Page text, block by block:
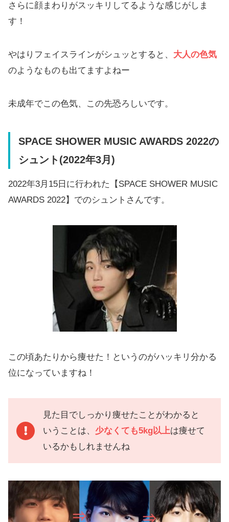
さらに顔まわりがスッキリしてるような感じがしま
す！
やはりフェイスラインがシュッとすると、 大人の色気
のようなものも出てますよねー
未成年でこの色気、この先恐ろしいです。
SPACE SHOWER MUSIC AWARDS 2022の
シュント(2022年3月)
2022年3月15日に行われた【SPACE SHOWER MUSIC
AWARDS 2022】でのシュントさんです。
この頃あたりから痩せた！というのがハッキリ分かる
位になっていますね！
見た目でしっかり痩せたことがわかると
いうことは、 少なくても5kg以上は痩せて
いるかもしれませんね